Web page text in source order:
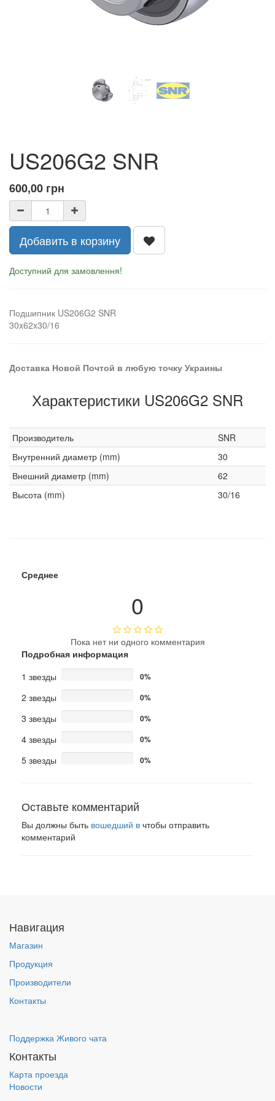
US206G2 SNR
600,00 грн
Добавить в корзину
Доступний для замовлення!
Подшипник US206G2 SNR
30x62x30/16
Доставка Новой Почтой в любую точку Украины
Характеристики US206G2 SNR
Производитель
SNR
Внутренний диаметр (mm)
30
Внешний диаметр (mm)
62
Высота (mm)
30/16
Среднее
0
Пока нет ни одного комментария
Подробная информация
1 звезды
0%
2 звезды 0%
3 звезды 0%
4 звезды 0%
5 звезды 0%
Оставьте комментарий
Вы должны быть вошедший в чтобы отправить
комментарий
Навигация
Магазин
Продукция
Производители
Контакты
Поддержка Живого чата
Контакты
Карта проезда
Новости